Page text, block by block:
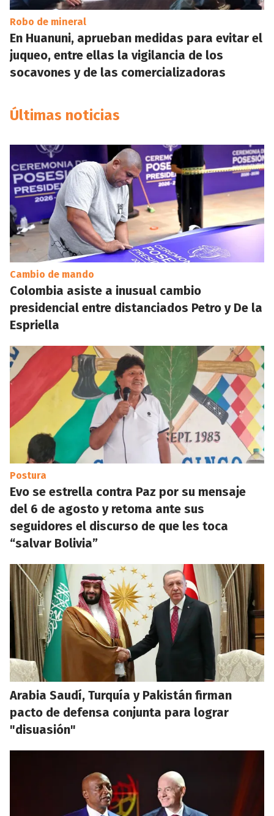
Robo de mineral
En Huanuni, aprueban medidas para evitar el
juqueo, entre ellas la vigilancia de los
socavones y de las comercializadoras
Últimas noticias
Cambio de mando
Colombia asiste a inusual cambio
presidencial entre distanciados Petro y De la
Espriella
Postura
Evo se estrella contra Paz por su mensaje
del 6 de agosto y retoma ante sus
seguidores el discurso de que les toca
“salvar Bolivia”
Arabia Saudí, Turquía y Pakistán firman
pacto de defensa conjunta para lograr
"disuasión"